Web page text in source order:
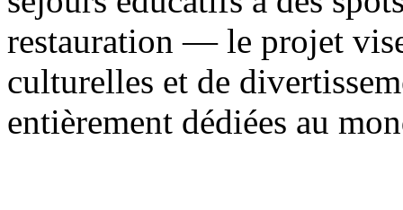
restauration — le projet
culturelles et de
entièrement dédiées au